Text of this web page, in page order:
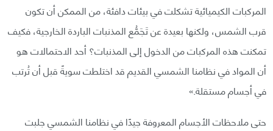
المركبات الكيميائية تشكلت في بيئات دافئة، من الممكن أن تكون
قرب الشمس، ولكنها بعيدة عن تَجَمُّع المذنبات الباردة الخارجية، فكيف
تمكنت هذه المركبات من الدخول إلى المذنبات؟ أحد الاحتمالات هو
أن المواد في نظامنا الشمسي القديم قد اختلطت سويةً قبل أن تُرتب
في أجسام مستقلة.»
حتى ملاحظات الأجسام المعروفة جيدًا في نظامنا الشمسي جلبت